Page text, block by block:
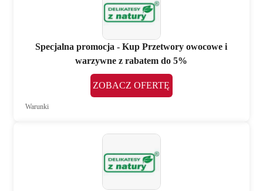
Specjalna promocja - Kup Przetwory owocowe i
warzywne z rabatem do 5%
ZOBACZ OFERTĘ
Warunki